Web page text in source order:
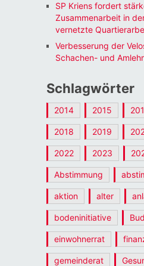
SP Kriens fordert
Zusammenarbeit in
vernetzte
Verbesserung der
Schachen- und
Schlagwörter
2014 2015
2018 2019
2022 2023
Abstimmung
aktion alter
bodeninitiative
einwohnerrat
gemeinderat